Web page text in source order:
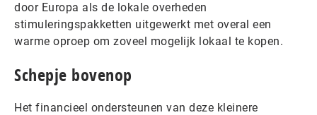
door Europa als de lokale overheden
stimuleringspakketten uitgewerkt met overal een
warme oproep om zoveel mogelijk lokaal te kopen.
Schepje bovenop
Het financieel ondersteunen van deze kleinere